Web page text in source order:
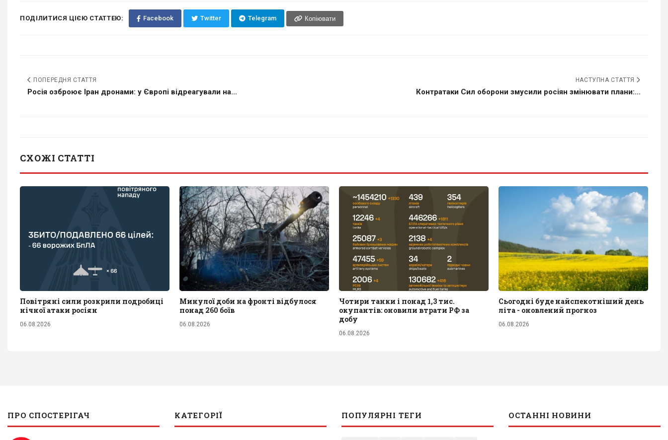
ПОДІЛИТИСЯ ЦІЄЮ СТАТТЕЮ: Facebook Twitter Telegram Копіювати
ПОПЕРЕДНЯ СТАТТЯ
Росія озброює Іран дронами: у Європі відреагували на...
НАСТУПНА СТАТТЯ
Контратаки Сил оборони змусили росіян змінювати плани:...
СХОЖІ СТАТТІ
Повітряні сили розкрили подробиці
нічної атаки росіян
06.08.2026
Минулої доби на фронті відбулося
понад 260 боїв
06.08.2026
Чотири танки і понад 1,3 тис.
окупантів: оновили втрати РФ за
добу
06.08.2026
Сьогодні буде найспекотніший день
літа - оновлений прогноз
06.08.2026
ПРО СПОСТЕРІГАЧ КАТЕГОРІЇ ПОПУЛЯРНІ ТЕГИ ОСТАННІ НОВИНИ